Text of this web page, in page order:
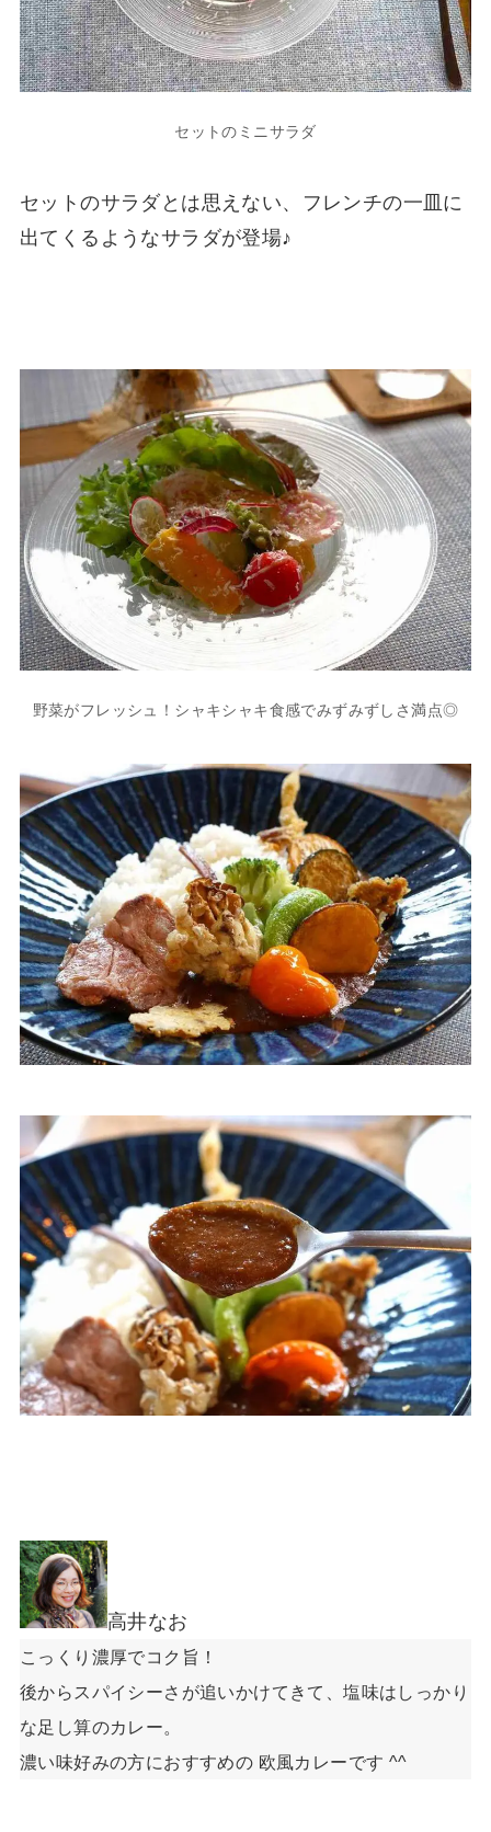
セットのミニサラダ
セットのサラダとは思えない、フレンチの一皿に
出てくるようなサラダが登場♪
野菜がフレッシュ！シャキシャキ食感でみずみずしさ満点◎
高井なお
こっくり濃厚でコク旨！
後からスパイシーさが追いかけてきて、塩味はしっかり
な足し算のカレー。
濃い味好みの方におすすめの 欧風カレーです ^^